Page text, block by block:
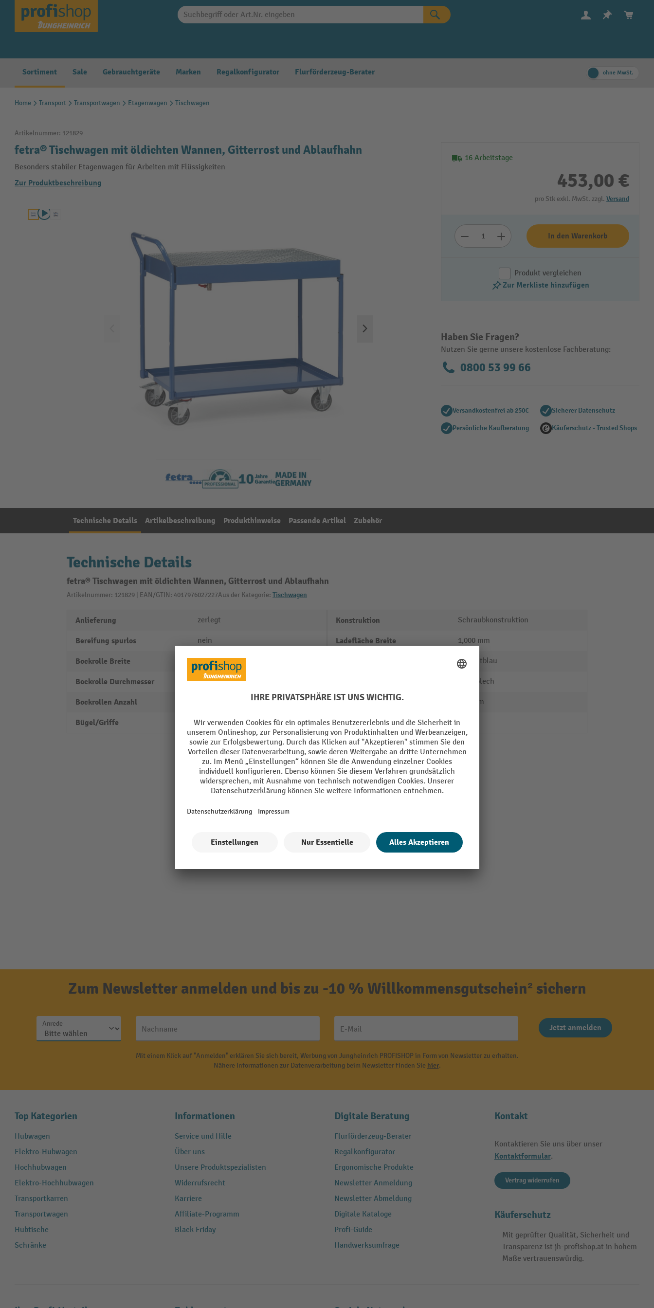
Zur Hauptnavigation springen
Sortiment Sale Gebrauchtgeräte Marken Regalkonfigurator Flurförderzeug-Berater ohne MwSt.
Home Transport Transportwagen Etagenwagen Tischwagen
Artikelnummer: 121829
fetra® Tischwagen mit öldichten Wannen, Gitterrost und Ablaufhahn
Besonders stabiler Etagenwagen für Arbeiten mit Flüssigkeiten
Zur Produktbeschreibung
16 Arbeitstage
453,00 €
pro Stk exkl. MwSt. zzgl. Versand
In den Warenkorb
Produkt vergleichen
Zur Merkliste hinzufügen
Haben Sie Fragen?
Nutzen Sie gerne unsere kostenlose Fachberatung:
0800 53 99 66
Versandkostenfrei ab 250€ Sicherer Datenschutz
Persönliche Kaufberatung Käuferschutz - Trusted Shops
Technische Details Artikelbeschreibung Produkthinweise Passende Artikel Zubehör
Technische Details
fetra® Tischwagen mit öldichten Wannen, Gitterrost und Ablaufhahn
Artikelnummer: 121829 | EAN/GTIN: 4017976027227Aus der Kategorie: Tischwagen
Anlieferung zerlegt
Bereifung spurlos nein
Bockrolle Breite 38 mm
Bockrolle Durchmesser 125 mm
Bockrollen Anzahl
Bügel/Griffe Schiebebügel
Konstruktion Schraubkonstruktion
Ladefläche Breite 1,000 mm
brillantblau
Stahlblech
Ladefläche Tiefe 600 mm
Ladeflächen Anzahl 2
Alle technische Details anzeigen
Zum Newsletter anmelden und bis zu -10 % Willkommensgutschein² sichern
Anrede
Nachname E-Mail Jetzt anmelden
Mit einem Klick auf "Anmelden" erklären Sie sich bereit, Werbung von Jungheinrich PROFISHOP in Form von Newsletter zu erhalten.
Nähere Informationen zur Datenverarbeitung beim Newsletter finden Sie hier.
Top Kategorien
Hubwagen
Elektro-Hubwagen
Hochhubwagen
Elektro-Hochhubwagen
Transportkarren
Transportwagen
Hubtische
Schränke
Informationen
Service und Hilfe
Über uns
Unsere Produktspezialisten
Widerrufsrecht
Karriere
Affiliate-Programm
Black Friday
Digitale Beratung
Flurförderzeug-Berater
Regalkonfigurator
Ergonomische Produkte
Newsletter Anmeldung
Newsletter Abmeldung
Digitale Kataloge
Profi-Guide
Handwerksumfrage
Kontakt
Kontaktieren Sie uns über unser
Kontaktformular.
Vertrag widerrufen
Käuferschutz
Mit geprüfter Qualität, Sicherheit und
Transparenz ist jh-profishop.at in hohem
Maße vertrauenswürdig.